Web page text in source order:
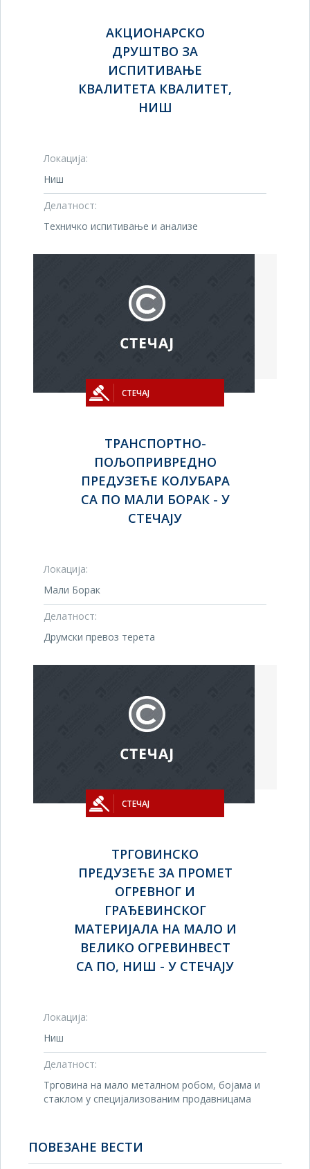
АКЦИОНАРСКО
ДРУШТВО ЗА
ИСПИТИВАЊЕ
КВАЛИТЕТА КВАЛИТЕТ,
НИШ
Локација:
Ниш
Делатност:
Техничко испитивање и анализе
СТЕЧАЈ
ТРАНСПОРТНО-
ПОЉОПРИВРЕДНО
ПРЕДУЗЕЋЕ КОЛУБАРА
СА ПО МАЛИ БОРАК - У
СТЕЧАЈУ
Локација:
Мали Борак
Делатност:
Друмски превоз терета
СТЕЧАЈ
ТРГОВИНСКО
ПРЕДУЗЕЋЕ ЗА ПРОМЕТ
ОГРЕВНОГ И
ГРАЂЕВИНСКОГ
МАТЕРИЈАЛА НА МАЛО И
ВЕЛИКО ОГРЕВИНВЕСТ
СА ПО, НИШ - У СТЕЧАЈУ
Локација:
Ниш
Делатност:
Трговина на мало металном робом, бојама и
стаклом у специјализованим продавницама
ПОВЕЗАНЕ ВЕСТИ